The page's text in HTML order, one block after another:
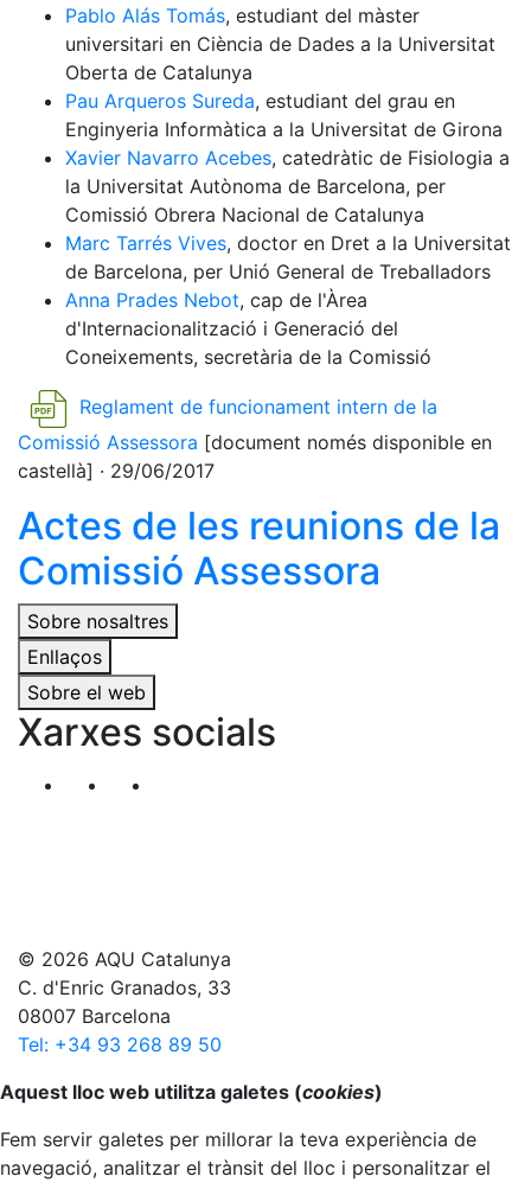
Pablo Alás Tomás, estudiant del màster
universitari en Ciència de Dades a la Universitat
Oberta de Catalunya
Pau Arqueros Sureda, estudiant del grau en
Enginyeria Informàtica a la Universitat de Girona
Xavier Navarro Acebes, catedràtic de Fisiologia a
la Universitat Autònoma de Barcelona, per
Comissió Obrera Nacional de Catalunya
Marc Tarrés Vives, doctor en Dret a la Universitat
de Barcelona, per Unió General de Treballadors
Anna Prades Nebot, cap de l'Àrea
d'Internacionalització i Generació del
Coneixements, secretària de la Comissió
Reglament de funcionament intern de la
Comissió Assessora [document només disponible en
castellà] · 29/06/2017
Actes de les reunions de la
Comissió Assessora
Sobre nosaltres
Enllaços
Sobre el web
Xarxes socials
Segueix-nos al nostre canal de Twitter
© 2026 AQU Catalunya
C. d'Enric Granados, 33
08007 Barcelona
Tel: +34 93 268 89 50
Anar al principi
Aquest lloc web utilitza galetes (cookies)
Fem servir galetes per millorar la teva experiència de
navegació, analitzar el trànsit del lloc i personalitzar el